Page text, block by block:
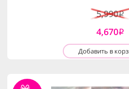
5,990i
4,670i
Добавить в